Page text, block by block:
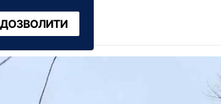
ДОЗВОЛИТИ